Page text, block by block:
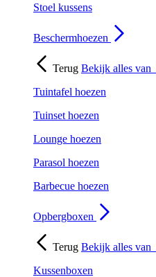
Stoel kussens
Beschermhoezen
Terug Bekijk alles van
Tuintafel hoezen
Tuinset hoezen
Lounge hoezen
Parasol hoezen
Barbecue hoezen
Opbergboxen
Terug Bekijk alles van
Kussenboxen